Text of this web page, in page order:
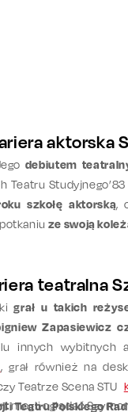
aktorska
debiutem
Teatru
szkołę aktorską,
ze swoją
teatralna
grał u takich
Zapasiewicz
innych wybitnych
, grał również na
Teatrze Scena STU
i Teatru Polskiego
mogli oglądać